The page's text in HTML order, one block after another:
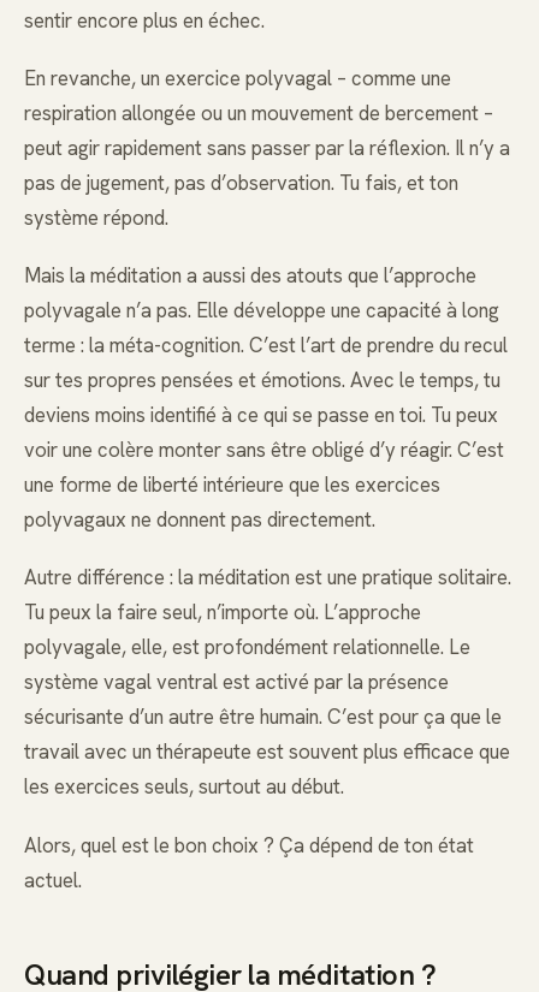
sentir encore plus en échec.
En revanche, un exercice polyvagal – comme une
respiration allongée ou un mouvement de bercement –
peut agir rapidement sans passer par la réflexion. Il n’y a
pas de jugement, pas d’observation. Tu fais, et ton
système répond.
Mais la méditation a aussi des atouts que l’approche
polyvagale n’a pas. Elle développe une capacité à long
terme : la méta-cognition. C’est l’art de prendre du recul
sur tes propres pensées et émotions. Avec le temps, tu
deviens moins identifié à ce qui se passe en toi. Tu peux
voir une colère monter sans être obligé d’y réagir. C’est
une forme de liberté intérieure que les exercices
polyvagaux ne donnent pas directement.
Autre différence : la méditation est une pratique solitaire.
Tu peux la faire seul, n’importe où. L’approche
polyvagale, elle, est profondément relationnelle. Le
système vagal ventral est activé par la présence
sécurisante d’un autre être humain. C’est pour ça que le
travail avec un thérapeute est souvent plus efficace que
les exercices seuls, surtout au début.
Alors, quel est le bon choix ? Ça dépend de ton état
actuel.
Quand privilégier la méditation ?